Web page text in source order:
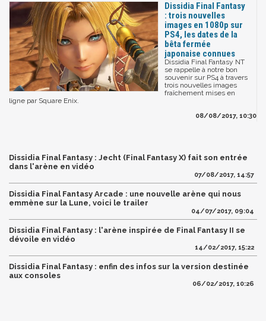
Dissidia Final Fantasy
: trois nouvelles
images en 1080p sur
PS4, les dates de la
bêta fermée
japonaise connues
Dissidia Final Fantasy NT
se rappelle à notre bon
souvenir sur PS4 à travers
trois nouvelles images
fraîchement mises en
ligne par Square Enix.
08/08/2017, 10:30
Dissidia Final Fantasy : Jecht (Final Fantasy X) fait son entrée
dans l'arène en vidéo
07/08/2017, 14:57
Dissidia Final Fantasy Arcade : une nouvelle arène qui nous
emmène sur la Lune, voici le trailer
04/07/2017, 09:04
Dissidia Final Fantasy : l'arène inspirée de Final Fantasy II se
dévoile en vidéo
14/02/2017, 15:22
Dissidia Final Fantasy : enfin des infos sur la version destinée
aux consoles
06/02/2017, 10:26